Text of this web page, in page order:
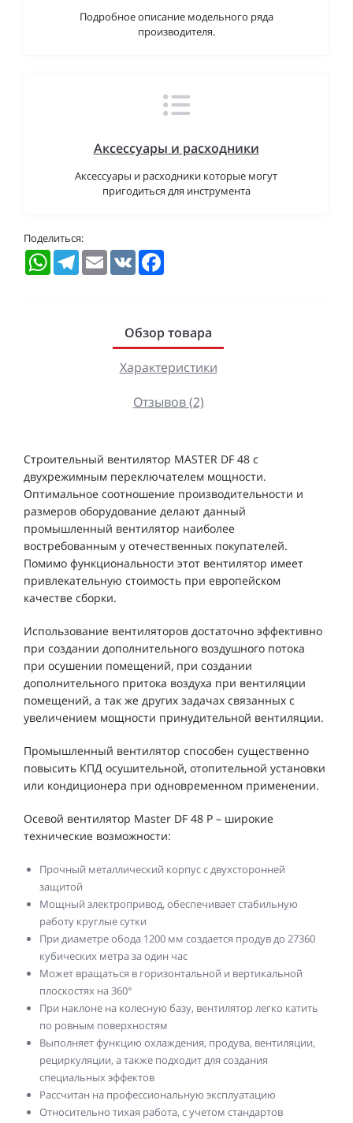
Подробное описание модельного ряда
производителя.
Аксессуары и расходники
Аксессуары и расходники которые могут
пригодиться для инструмента
Поделиться:
WhatsAppTelegramEmail VK
Обзор товара
Характеристики
Отзывов (2)
Строительный вентилятор MASTER DF 48 с
двухрежимным переключателем мощности.
Оптимальное соотношение производительности и
размеров оборудование делают данный
промышленный вентилятор наиболее
востребованным у отечественных покупателей.
Помимо функциональности этот вентилятор имеет
привлекательную стоимость при европейском
качестве сборки.
Использование вентиляторов достаточно эффективно
при создании дополнительного воздушного потока
при осушении помещений, при создании
дополнительного притока воздуха при вентиляции
помещений, а так же других задачах связанных с
увеличением мощности принудительной вентиляции.
Промышленный вентилятор способен существенно
повысить КПД осушительной, отопительной установки
или кондиционера при одновременном применении.
Осевой вентилятор Master DF 48 P – широкие
технические возможности:
Прочный металлический корпус с двухсторонней
защитой
Мощный электропривод, обеспечивает стабильную
работу круглые сутки
При диаметре обода 1200 мм создается продув до 27360
кубических метра за один час
Может вращаться в горизонтальной и вертикальной
плоскостях на 360°
При наклоне на колесную базу, вентилятор легко катить
по ровным поверхностям
Выполняет функцию охлаждения, продува, вентиляции,
рециркуляции, а также подходит для создания
специальных эффектов
Рассчитан на профессиональную эксплуатацию
Относительно тихая работа, с учетом стандартов